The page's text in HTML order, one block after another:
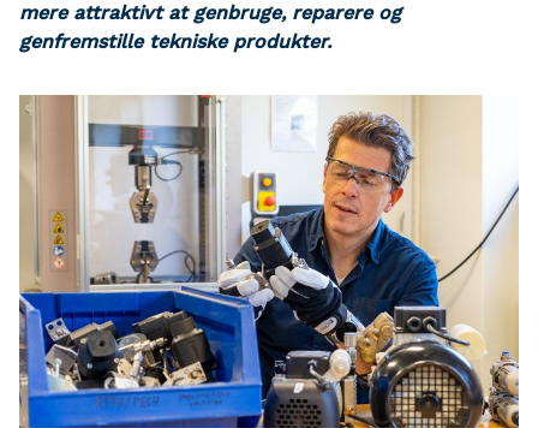
mere attraktivt at genbruge, reparere og
genfremstille tekniske produkter.